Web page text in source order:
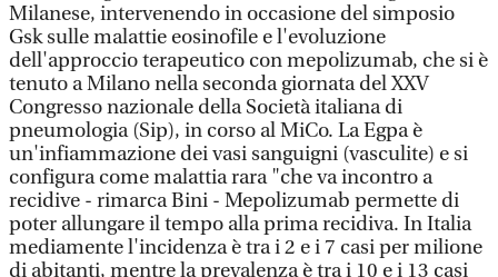
Milanese, intervenendo in occasione del simposio
Gsk sulle malattie eosinofile e l'evoluzione
dell'approccio terapeutico con mepolizumab, che si è
tenuto a Milano nella seconda giornata del XXV
Congresso nazionale della Società italiana di
pneumologia (Sip), in corso al MiCo. La Egpa è
un'infiammazione dei vasi sanguigni (vasculite) e si
configura come malattia rara "che va incontro a
recidive - rimarca Bini - Mepolizumab permette di
poter allungare il tempo alla prima recidiva. In Italia
mediamente l'incidenza è tra i 2 e i 7 casi per milione
di abitanti, mentre la prevalenza è tra i 10 e i 13 casi